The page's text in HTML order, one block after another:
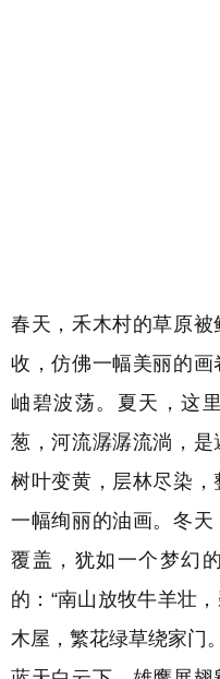
春天，禾木村的草原
收，仿佛一幅美丽的画
岫碧波荡。 夏天，这
葱，河流潺潺流淌，是
树叶变黄，层林尽染
一幅绚丽的油画。冬
覆盖，犹如一个梦幻
的：“南山放牧牛羊壮
木屋，繁花绿草绕家门